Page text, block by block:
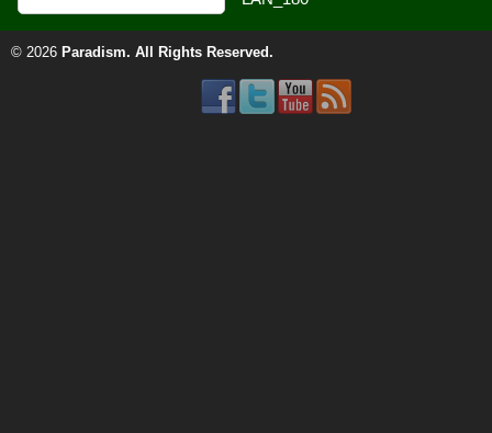
© 2026 Paradism. All Rights Reserved.